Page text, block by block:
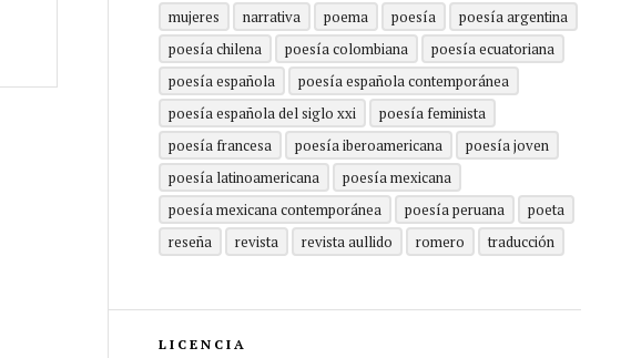
mujeres
narrativa poema poesía
poesía argentina
poesía chilena
poesía colombiana
poesía ecuatoriana
poesía española
poesía española contemporánea
poesía española del siglo xxi
poesía feminista
poesía francesa
poesía iberoamericana
poesía joven
poesía latinoamericana
poesía mexicana
poesía mexicana contemporánea
poesía peruana
poeta
reseña
revista revista aullido romero traducción
LICENCIA